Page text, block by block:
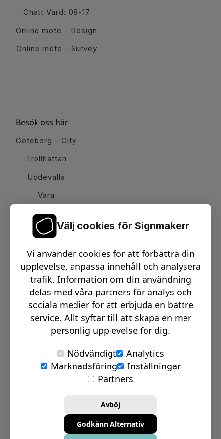
Chatt Vard: 08-17
Online möte - Design
Online möte - Survey
Besök oss här
Göteborg - City
Trollhättan
Uddevalla
Vara
Email:info@signmakerr.se
PSST, HÄNG MED PÅ VÅR RESA!
© Signmakerr 2022 - 2026
Integritetspolicy
Ansvarsfullt avslöjandepolicy
Välj cookies för Signmakerr
Vi använder cookies för att förbättra din
upplevelse, anpassa innehåll och analysera
trafik. Information om din användning
delas med våra partners för analys och
sociala medier för att erbjuda en bättre
service. Allt syftar till att skapa en mer
personlig upplevelse för dig.
Nödvändigt
Analytics
Marknadsföring
Inställningar
Partners
Avböj
Godkänn Alternativ